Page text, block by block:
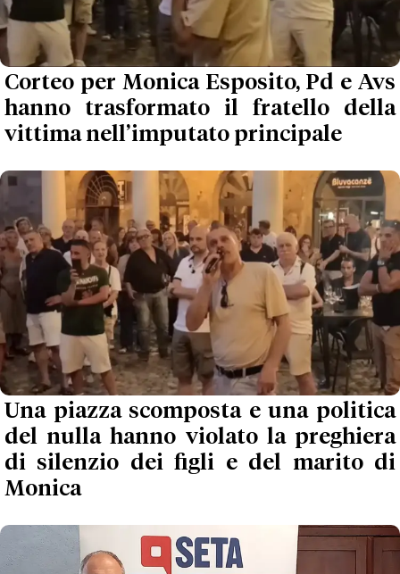
Corteo per Monica Esposito, Pd e Avs
hanno trasformato il fratello della
vittima nell’imputato principale
Una piazza scomposta e una politica
del nulla hanno violato la preghiera
di silenzio dei figli e del marito di
Monica